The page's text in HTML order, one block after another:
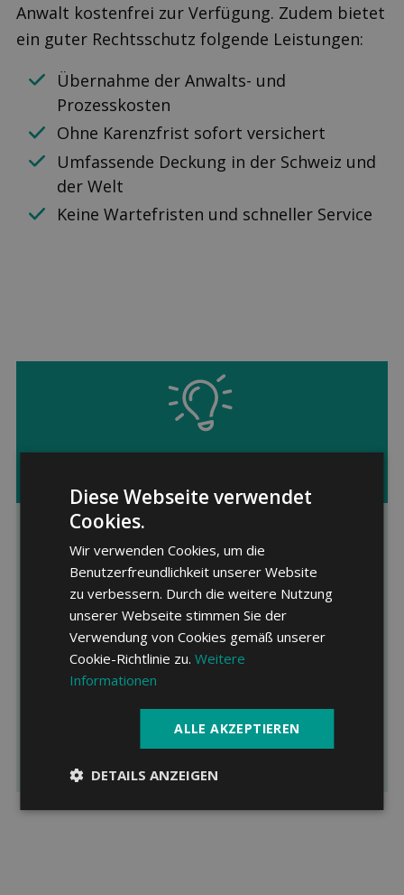
Anwalt kostenfrei zur Verfügung. Zudem bietet
ein guter Rechtsschutz folgende Leistungen:
Übernahme der Anwalts- und
Prozesskosten
Ohne Karenzfrist sofort versichert
Umfassende Deckung in der Schweiz und
der Welt
Keine Wartefristen und schneller Service
Auf der Suche nach dem passenden
Rechts­schutz?
Wir kennen die führendenAnbieter von
Rechtsschutzversicherungenin der
Schweiz und sind Ihnen bei der Auswahl
eines optimalen Tarifs mit umfassender
Angebot der Schweizer
Rechtsschutzversicherungengratis an!
Diese Webseite verwendet
Cookies.
Wir verwenden Cookies, um die
Benutzerfreundlichkeit unserer Website
zu verbessern. Durch die weitere Nutzung
unserer Webseite stimmen Sie der
Verwendung von Cookies gemäß unserer
Cookie-Richtlinie zu.Weitere
Informationen
ALLE AKZEPTIEREN
DETAILS ANZEIGEN